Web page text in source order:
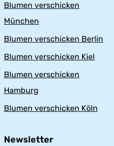
Blumen verschicken
München
Blumen verschicken Berlin
Blumen verschicken Kiel
Blumen verschicken
Hamburg
Blumen verschicken Köln
Newsletter